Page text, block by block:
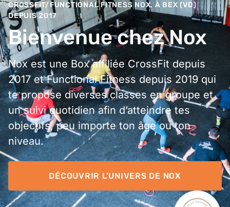
CROSSFIT/FUNCTIONAL FITNESS NOX, À BEX (VD)
DEPUIS 2017
Bienvenue chez Nox
Nox est une Box affiliée CrossFit depuis
2017 et Functional Fitness depuis 2019 qui
te propose diverses classes en groupe et
un suivi quotidien afin d’atteindre tes
objectifs, peu importe ton âge ou ton
niveau.
DÉCOUVRIR L'UNIVERS DE NOX